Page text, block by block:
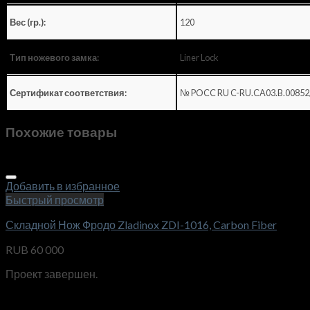
Вес (гр.): 120
Тип ножевого замка: Liner Lock
Сертификат соответствия: № POCC RU C-
Похожие товары
Добавить в избранное
Быстрый просмотр
Складной Нож Фродо Zladinox ZDI-1016, Carbon Fiber
RUB 60 000
Проект завершен.